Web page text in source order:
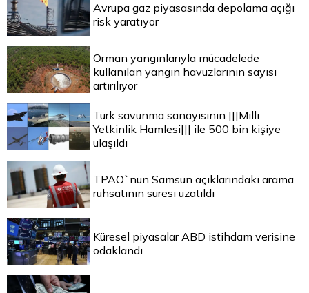
Avrupa gaz piyasasında depolama açığı
risk yaratıyor
Orman yangınlarıyla mücadelede
kullanılan yangın havuzlarının sayısı
artırılıyor
Türk savunma sanayisinin |||Milli
Yetkinlik Hamlesi||| ile 500 bin kişiye
ulaşıldı
TPAO`nun Samsun açıklarındaki arama
ruhsatının süresi uzatıldı
Küresel piyasalar ABD istihdam verisine
odaklandı